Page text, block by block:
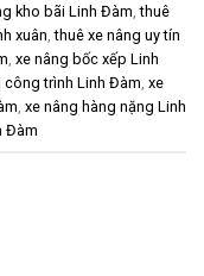
kho bãi Linh Đàm ,thuê
xuân ,thuê xe nâng uy tín
xe nâng bốc xếp Linh
công trình Linh Đàm xe
xe nâng hàng nặng Linh
Đàm